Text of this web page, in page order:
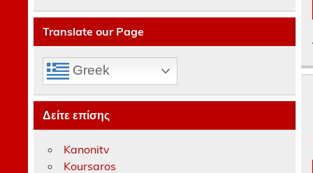
Translate our Page
Greek
Δείτε επίσης
Kanonitv
Koursaros